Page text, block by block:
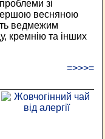
зі
весняною
ведмежим
кремнію та інших
=>>>=